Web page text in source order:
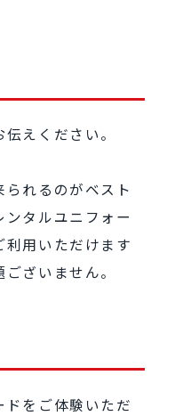
えください。
れるのがベスト
タルユニフォー
利用いただけます
ざいません。
をご体験いただ